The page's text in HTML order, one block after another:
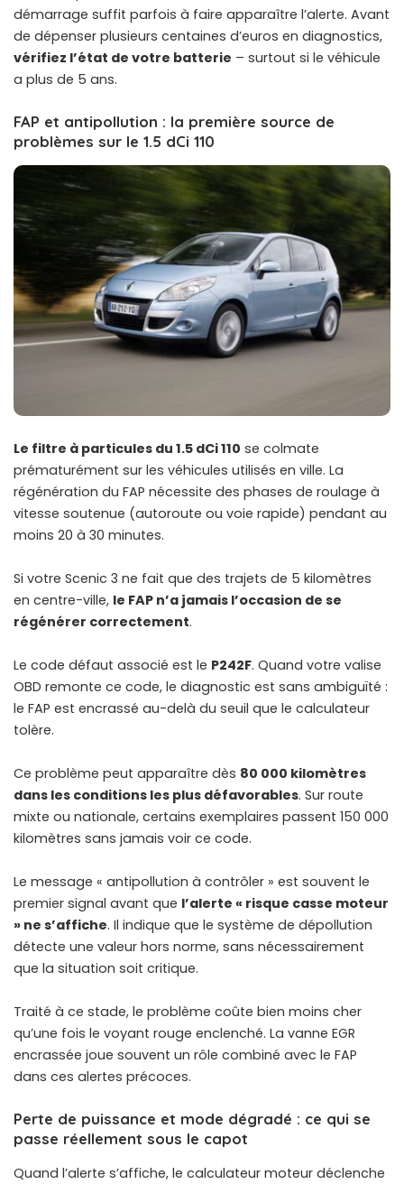
démarrage suffit parfois à faire apparaître l’alerte. Avant
de dépenser plusieurs centaines d’euros en diagnostics,
vérifiez l’état de votre batterie – surtout si le véhicule
a plus de 5 ans.
FAP et antipollution : la première source de
problèmes sur le 1.5 dCi 110
Le filtre à particules du 1.5 dCi 110 se colmate
prématurément sur les véhicules utilisés en ville. La
régénération du FAP nécessite des phases de roulage à
vitesse soutenue (autoroute ou voie rapide) pendant au
moins 20 à 30 minutes.
Si votre Scenic 3 ne fait que des trajets de 5 kilomètres
en centre-ville, le FAP n’a jamais l’occasion de se
régénérer correctement.
Le code défaut associé est le P242F. Quand votre valise
OBD remonte ce code, le diagnostic est sans ambiguïté :
le FAP est encrassé au-delà du seuil que le calculateur
tolère.
Ce problème peut apparaître dès 80 000 kilomètres
dans les conditions les plus défavorables. Sur route
mixte ou nationale, certains exemplaires passent 150 000
kilomètres sans jamais voir ce code.
Le message « antipollution à contrôler » est souvent le
premier signal avant que l’alerte « risque casse moteur
» ne s’affiche. Il indique que le système de dépollution
détecte une valeur hors norme, sans nécessairement
que la situation soit critique.
Traité à ce stade, le problème coûte bien moins cher
qu’une fois le voyant rouge enclenché. La vanne EGR
encrassée joue souvent un rôle combiné avec le FAP
dans ces alertes précoces.
Perte de puissance et mode dégradé : ce qui se
passe réellement sous le capot
Quand l’alerte s’affiche, le calculateur moteur déclenche